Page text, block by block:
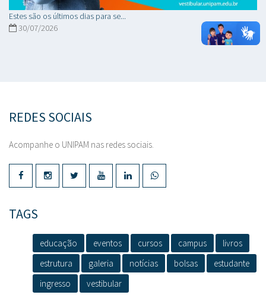
Estes são os últimos dias para se...
30/07/2026
REDES SOCIAIS
Acompanhe o UNIPAM nas redes sociais.
TAGS
educação eventos cursos campus
livros
estrutura
galeria notícias bolsas
estudante
ingresso
vestibular